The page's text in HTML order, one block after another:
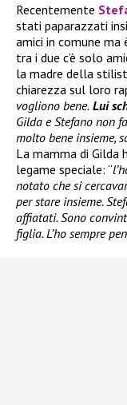
Recentemente
stati paparazzati
amici in comune
tra i due c’è solo
la madre della
chiarezza sul loro
vogliono bene. Lui
Gilda e Stefano non
molto bene insieme,
La mamma di Gilda
legame speciale: “
notato che si
per stare insieme.
affiatati. Sono
figlia. L’ho sempre